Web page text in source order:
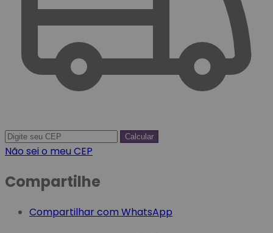
Calcular
Não sei o meu CEP
Compartilhe
Compartilhar com WhatsApp